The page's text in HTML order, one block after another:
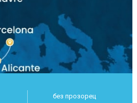
без прозорец